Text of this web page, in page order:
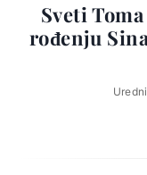
Sveti
rođenju